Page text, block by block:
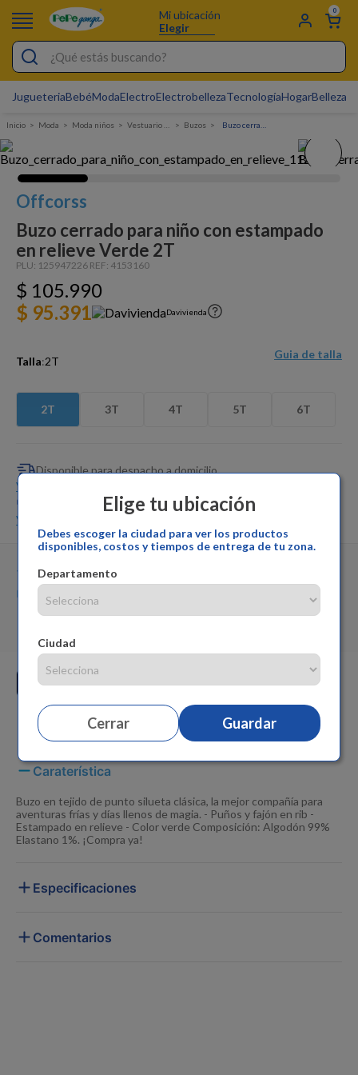
Mi ubicación
Elegir
0
¿Qué estás buscando?
JugueteriaBebéModaElectroElectrobellezaTecnologíaHogarBelleza
Elige tu ubicación
Debes escoger la ciudad para ver los productos
disponibles, costos y tiempos de entrega de tu zona.
Departamento
Ciudad
Cerrar Guardar
Moda Moda niños Vestuario Exterior Niño Buzos
Offcorss
Buzo cerrado para niño con estampado
en relieve Verde 2T
PLU: 125947226 REF: 4153160
$ 105.990
$ 95.391
Davivienda
Talla:2T
Guia de talla
2T 3T 4T 5T 6T
Disponible para despacho a domicilio
Ver más
Disponible para retiro en tienda
Ver más
Vendido por:offcorss
Cambios y devoluciones:
Caraterística
Buzo en tejido de punto silueta clásica, la mejor compañía para
aventuras frías y días llenos de magia. - Puños y fajón en rib -
Estampado en relieve - Color verde Composición: Algodón 99%
Elastano 1%. ¡Compra ya!
Especificaciones
Comentarios
Electro
Figuras Toy Story
Carters
Cartas Pokemon
Silla Mecedora Bebé
Cuna Colecho
Dinosaurio Juguete